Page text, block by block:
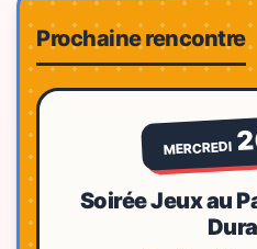
Prochaine rencontre
MERCREDI
Soirée Jeux au